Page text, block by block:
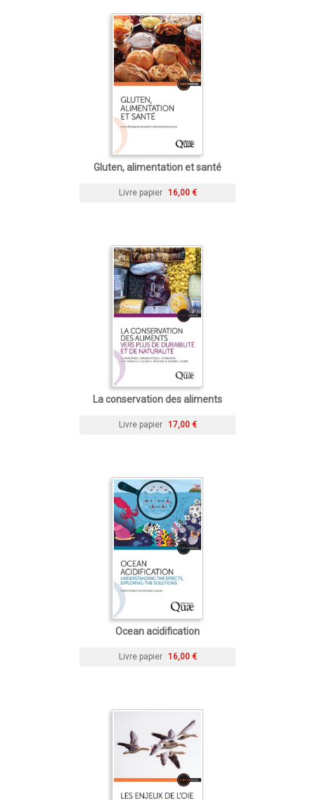
Gluten, alimentation et santé
Livre papier 16,00 €
La conservation des aliments
Livre papier 17,00 €
Ocean acidification
Livre papier 16,00 €